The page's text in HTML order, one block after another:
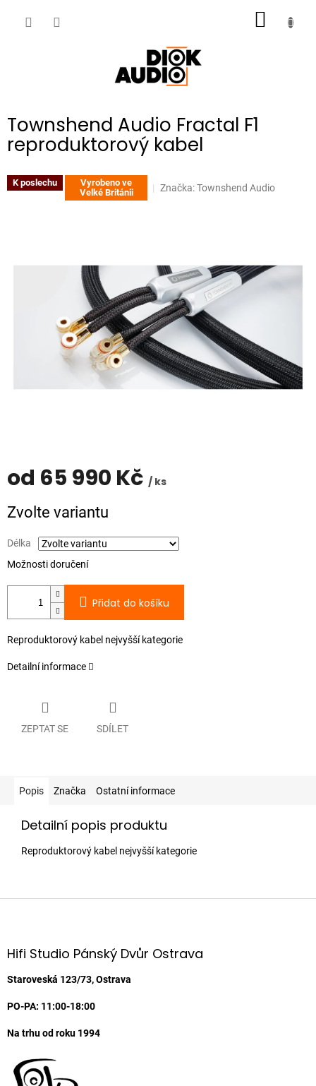
Townshend Audio Fractal F1
reproduktorový kabel
K poslechu
Vyrobeno ve
Velké Británii
Značka:Townshend Audio
od 65 990 Kč / ks
cena:
Zvolte variantu
Délka
Možnosti doručení
Přidat do košíku
Reproduktorový kabel nejvyšší kategorie
Detailní informace
ZEPTAT SE SDÍLET
Popis Značka Ostatní informace
Detailní popis produktu
Reproduktorový kabel nejvyšší kategorie
Z
aHifi Studio Pánský Dvůr Ostrava
Staroveská 123/73, Ostrava
PO-PA: 11:00-18:00
Na trhu od roku 1994